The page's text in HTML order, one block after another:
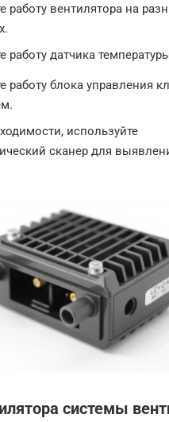
работу вентилятора на
работу датчика
работу блока управления
используйте
сканер для
системы